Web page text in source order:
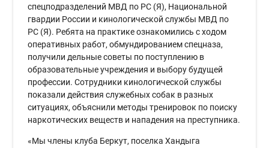
спецподразделений МВД по РС (Я), Национальной
гвардии России и кинологической службы МВД по
РС (Я). Ребята на практике ознакомились с ходом
оперативных работ, обмундированием спецназа,
получили дельные советы по поступлению в
образовательные учреждения и выбору будущей
профессии. Сотрудники кинологической службы
показали действия служебных собак в разных
ситуациях, объяснили методы тренировок по поиску
наркотических веществ и нападения на преступника.
«Мы члены клуба Беркут, поселка Хандыга